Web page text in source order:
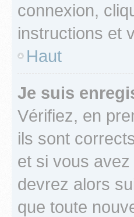
connexion,
instructions et
Haut
Je suis
Vérifiez, en
ils sont
et si vous
devrez alors
que toute